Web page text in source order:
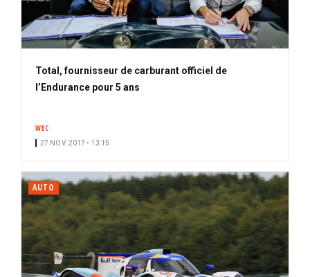
Total, fournisseur de carburant officiel de
l’Endurance pour 5 ans
WEC
27 NOV. 2017 • 13:15
AUTO